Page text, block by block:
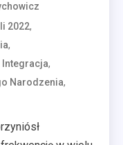
2022,
,
Integracja,
Narodzenia,